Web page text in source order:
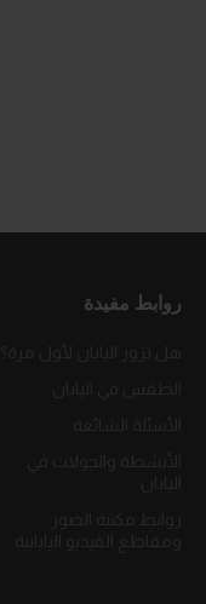
روابط مفيدة